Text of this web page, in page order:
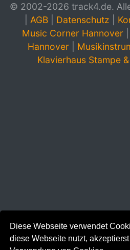
Diese Webseite verwendet
diese Webseite nutzt,
© 2002-2026 track4.de.
AGB Datenschutz
Music Corner Hannover
Hannover
Klavierhaus Stampe